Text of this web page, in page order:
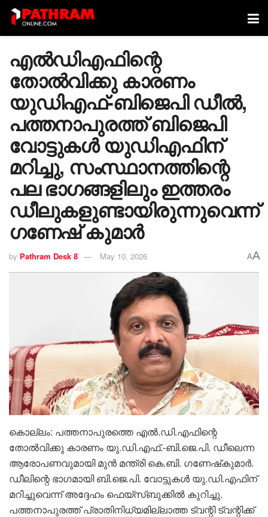
എൽഡിഎഫിന്റെ
തോൽവിക്കു കാരണം
യുഡിഎഫ്-ബിജെപി ഡീല്‍,
പത്തനാപുരത്ത് ബിജെപി
വോട്ടുകള്‍ യുഡിഎഫിന്
മറിച്ചു, സംസ്ഥാനത്തിന്റെ
പല ഭാഗങ്ങളിലും ഇത്തരം
ഡീലുകളുണ്ടായിരുന്നുവെന്ന്
ഗണേഷ് കുമാര്‍
by Pathram Desk 8 May 10, 2026 AA
കൊല്ലം: പത്തനാപുരത്തെ എൽ.ഡി.എഫിന്റെ
തോൽവിക്കു കാരണം യു.ഡി.എഫ്.-ബി.ജെ.പി. ഡീലെന്ന
ആരോപണവുമായി മുൻ മന്ത്രി കെ.ബി. ഗണേഷ്‌കുമാർ.
ഡീലിന്റെ ഭാഗമായി ബി.ജെ.പി. വോട്ടുകൾ യു.ഡി.എഫിന്
മറിച്ചുവെന്ന് അദ്ദേഹം ഫെയ്‌സ്ബുക്കിൽ കുറിച്ചു.
പത്തനാപുരത്ത് പ്രാതിനിധ്യമില്ലാത്ത ട്വന്റി ട്വന്റിക്ക്